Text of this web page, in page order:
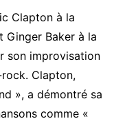
Clapton à la
Ginger Baker à la
son improvisation
Clapton,
», a démontré sa
comme «